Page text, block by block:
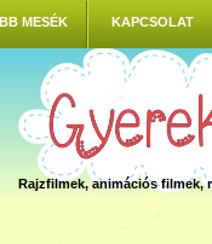
MESÉK KAPCSOLAT
Rajzfilmek, animációs filmek,